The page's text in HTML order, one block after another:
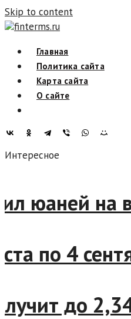
Skip to content
finterms.ru
Главная
Политика сайта
Карта сайта
О сайте
Интересное
юаней на
по 4
до 2,34